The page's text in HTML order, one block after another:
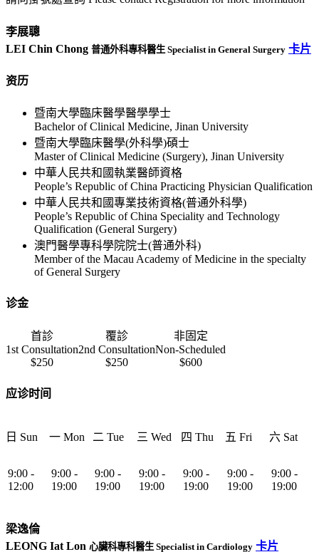
李展聰
LEI Chin Chong 普通外科專科醫生 Specialist in General Surgery 卡片
资历
暨南大學臨床醫學醫學學士
Bachelor of Clinical Medicine, Jinan University
暨南大學臨床醫學(外科學)碩士
Master of Clinical Medicine (Surgery), Jinan University
中華人民共和國執業醫師資格
People’s Republic of China Practicing Physician Qualification
中華人民共和國專業技術資格(普通外科學)
People’s Republic of China Speciality and Technology
Qualification (General Surgery)
澳門醫學專科學院院士(普通外科)
Member of the Macau Academy of Medicine in the specialty
of General Surgery
诊金
首診
1st Consultation
覆診
2nd Consultation
非固定
Non-Scheduled
$250
$250 $600
应诊时间
日 Sun 一 Mon 二 Tue 三 Wed 四 Thu 五 Fri 六 Sat
9:00 -
12:00
9:00 -
19:00
9:00 -
19:00
9:00 -
19:00
9:00 -
19:00
9:00 -
19:00
9:00 -
19:00
梁逸倫
LEONG Iat Lon 心臟科專科醫生 Specialist in Cardiology 卡片